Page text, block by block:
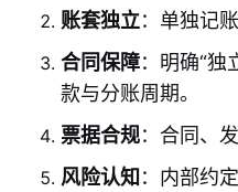
账套独立：单独记
合同保障：明确“独
款与分账周期。
票据合规：合同、
风险认知：内部约